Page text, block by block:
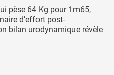
pèse 64 Kg pour 1m65,
d’effort post-
bilan urodynamique révèle